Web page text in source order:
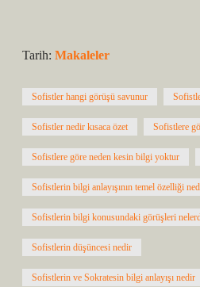
Tarih: Makaleler
Sofistler hangi görüşü savunur
Sofistler nedir kısaca özet Sofistlere
Sofistlere göre neden kesin bilgi yoktur
Sofistlerin bilgi anlayışının temel özelliği
Sofistlerin bilgi konusundaki görüşleri
Sofistlerin düşüncesi nedir
Sofistlerin ve Sokratesin bilgi anlayışı nedir